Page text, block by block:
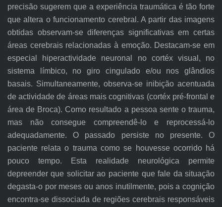
precisão sugerem que a experiência traumática é tão forte
que altera o funcionamento cerebral. A partir das imagens
obtidas observam-se diferenças significativas em certas
áreas cerebrais relacionadas à emoção. Destacam-se em
especial hiperactividade neuronal no cortéx visual, no
sistema límbico, no giro cingulado e/ou nos glândios
basais. Simultaneamente, observa-se inibição acentuada
de actividade de áreas mais cognitivas (cortéx pré-frontal e
área de Broca). Como resultado a pessoa sente o trauma,
mas não consegue compreendê-lo e reprocessá-lo
adequadamente. O passado persiste no presente. O
paciente relata o trauma como se houvesse ocorrido há
pouco tempo. Esta realidade neurológica permite
depreender que solicitar ao paciente que fale da situação
degasta-o por meses ou anos inutilmente, pois a cognição
encontra-se dissociada de regiões cerebrais responsáveis